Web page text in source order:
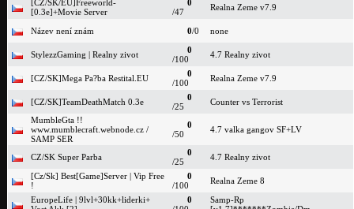
[CZ/SK/EU]Freeworld-
[0.3e]+Movie Server
0
/47
Realna Zeme v7.9
Název není znám 0/0 none
StylezzGaming | Realny zivot
0
/100
4.7 Realny zivot
[CZ/SK]Mega Pa?ba Restital.EU
0
/100
Realna Zeme v7.9
[CZ/SK]TeamDeathMatch 0.3e
0
/25
Counter vs Terrorist
MumbleGta !!
www.mumblecraft.webnode.cz /
SAMP SER
0
/50
4.7 valka gangov SF+LV
CZ/SK Super Parba
0
/25
4.7 Realny zivot
[Cz/Sk] Best[Game]Server | Vip Free
!
0
/100
Realna Zeme 8
EuropeLife | 9lvl+30kk+liderki+
0
Samp-Rp